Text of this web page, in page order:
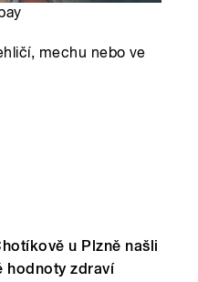
mechu nebo ve
u Plzně našli
hodnoty zdraví